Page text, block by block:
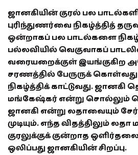
ஜானகியின் குரல் பல
புரிந்துணர்வை நிகழ்த்தித்
ஒன்றாகப் பல பாடல்களை
பல்லவியில் வெகுவாகப்
வரையறைக்குள் இயங்குகிற
சரணத்தில் பேருருக்
நிகழ்த்திக் காட்டுவது. ஜானகி
மங்கேஷ்கர் என்று சொல்லும்
ஜானகி என்று லதாவையும்
முடியும். எந்த விதத்திலும்
குரலுக்குக் குன்றாத
ஒலிப்பது ஜானகியின் சிறப்பு.